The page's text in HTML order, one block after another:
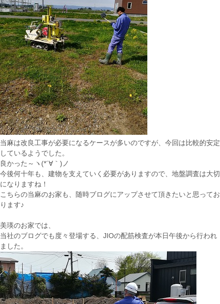
当麻は改良工事が必要になるケースが多いのですが、今回は比較的安定
しているようでした。
良かった～ヽ(*´∀｀)ノ
今後何十年も、建物を支えていく必要がありますので、地盤調査は大切
になりますね！
こちらの当麻のお家も、随時ブログにアップさせて頂きたいと思ってお
ります♪
美瑛のお家では、
当社のブログでも度々登場する、JIOの配筋検査が本日午後から行われ
ました。